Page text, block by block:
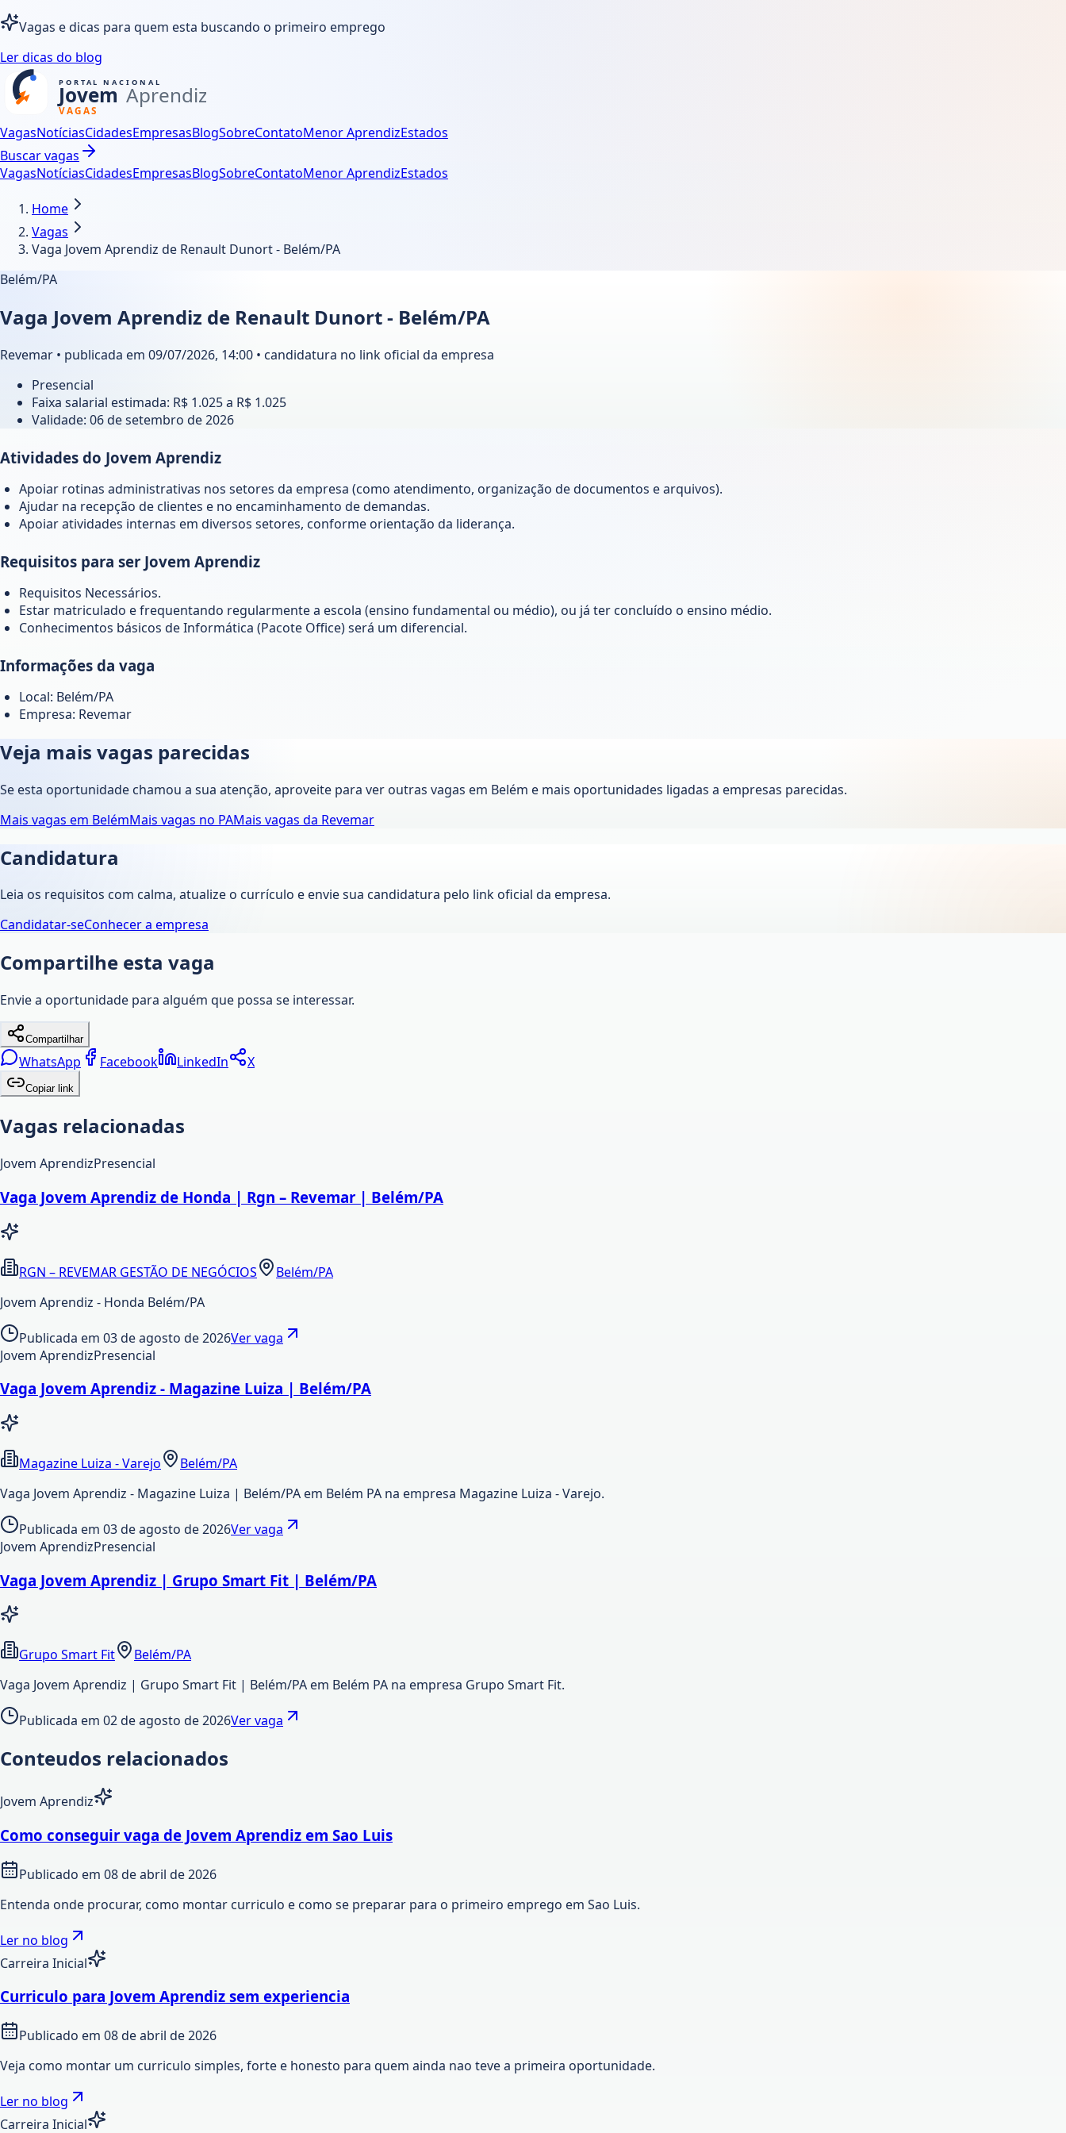
Vagas e dicas para quem esta buscando o primeiro emprego
Ler dicas do blog
VagasNotíciasCidadesEmpresasBlogSobreContatoMenor AprendizEstados
Buscar vagas
VagasNotíciasCidadesEmpresasBlogSobreContatoMenor AprendizEstados
Home
Vagas
Vaga Jovem Aprendiz de Renault Dunort - Belém/PA
Belém/PA
Vaga Jovem Aprendiz de Renault Dunort - Belém/PA
Revemar • publicada em 09/07/2026, 14:00 • candidatura no link oficial da empresa
Presencial
Faixa salarial estimada: R$ 1.025 a R$ 1.025
Validade: 06 de setembro de 2026
Atividades do Jovem Aprendiz
Apoiar rotinas administrativas nos setores da empresa (como atendimento, organização de documentos e arquivos).
Ajudar na recepção de clientes e no encaminhamento de demandas.
Apoiar atividades internas em diversos setores, conforme orientação da liderança.
Requisitos para ser Jovem Aprendiz
Requisitos Necessários.
Estar matriculado e frequentando regularmente a escola (ensino fundamental ou médio), ou já ter concluído o ensino médio.
Conhecimentos básicos de Informática (Pacote Office) será um diferencial.
Informações da vaga
Local: Belém/PA
Empresa: Revemar
Veja mais vagas parecidas
Se esta oportunidade chamou a sua atenção, aproveite para ver outras vagas em Belém e mais oportunidades ligadas a empresas parecidas.
Mais vagas em BelémMais vagas no PAMais vagas da Revemar
Candidatura
Leia os requisitos com calma, atualize o currículo e envie sua candidatura pelo link oficial da empresa.
Candidatar-seConhecer a empresa
Compartilhe esta vaga
Envie a oportunidade para alguém que possa se interessar.
Compartilhar
WhatsApp Facebook LinkedIn X
Copiar link
Vagas relacionadas
Jovem AprendizPresencial
Vaga Jovem Aprendiz de Honda | Rgn – Revemar | Belém/PA
RGN – REVEMAR GESTÃO DE NEGÓCIOS
Belém/PA
Jovem Aprendiz - Honda Belém/PA
Publicada em 03 de agosto de 2026Ver vaga
Jovem AprendizPresencial
Vaga Jovem Aprendiz - Magazine Luiza | Belém/PA
Magazine Luiza - Varejo
Belém/PA
Vaga Jovem Aprendiz - Magazine Luiza | Belém/PA em Belém PA na empresa Magazine Luiza - Varejo.
Publicada em 03 de agosto de 2026Ver vaga
Jovem AprendizPresencial
Vaga Jovem Aprendiz | Grupo Smart Fit | Belém/PA
Grupo Smart Fit
Belém/PA
Vaga Jovem Aprendiz | Grupo Smart Fit | Belém/PA em Belém PA na empresa Grupo Smart Fit.
Publicada em 02 de agosto de 2026Ver vaga
Conteudos relacionados
Jovem Aprendiz
Como conseguir vaga de Jovem Aprendiz em Sao Luis
Publicado em 08 de abril de 2026
Entenda onde procurar, como montar curriculo e como se preparar para o primeiro emprego em Sao Luis.
Ler no blog
Carreira Inicial
Curriculo para Jovem Aprendiz sem experiencia
Publicado em 08 de abril de 2026
Veja como montar um curriculo simples, forte e honesto para quem ainda nao teve a primeira oportunidade.
Ler no blog
Carreira Inicial